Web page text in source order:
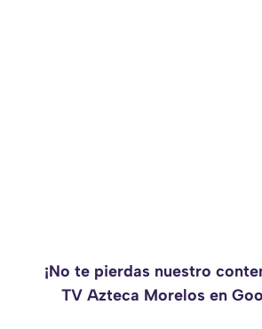
¡No te pierdas nuestro
TV Azteca Morelos en